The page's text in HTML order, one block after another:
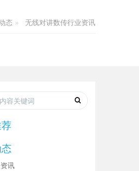
态 无线对讲数传行业资讯
讯